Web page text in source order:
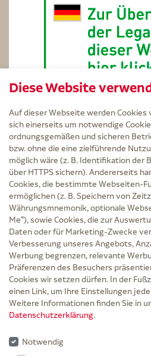
Service
Versand und Lieferzeit
Kontakt
FAQ
AGB
Cookie-Einstellungen
Datenschutz
Erklärung zur Barrierefreiheit
Widerruf
Impressum
Zu Risiken und Nebenwirkungen lesen Sie die
Ihre Ärztin, Ihren Arzt oder in der Apotheke.
entfallen für Lieferungen innerhalb
Diese Website
Auf dieser Webseite werden Cookies
sich einerseits um notwendige
ordnungsgemäßen und sicheren
bzw. ohne die eine zielführende
möglich wäre (z. B. Identifikation der
über HTTPS sichern). Andererseits
Cookies, die bestimmte Webseiten-
ermöglichen (z. B. Speichern von
Währungsmnemonik, optionale
Me“), sowie Cookies, die zur
Daten oder für Marketing-Zwecke
Verbesserung unseres Angebots,
Werbung begrenzen, relevante
Präferenzen des Besuchers
Cookies wir setzen dürfen. In der
einen Link, um Ihre Einstellungen
Weitere Informationen finden Sie in
Datenschutzerklärung.
Notwendig